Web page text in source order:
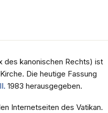
des kanonischen Rechts) ist
Die heutige Fassung
1983 herausgegeben.
Internetseiten des Vatikan.